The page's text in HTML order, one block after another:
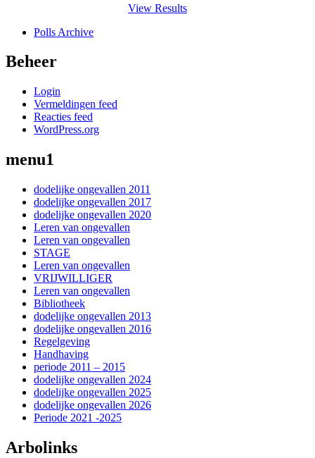
View Results
Polls Archive
Beheer
Login
Vermeldingen feed
Reacties feed
WordPress.org
menu1
dodelijke ongevallen 2011
dodelijke ongevallen 2017
dodelijke ongevallen 2020
Leren van ongevallen
Leren van ongevallen
STAGE
Leren van ongevallen
VRIJWILLIGER
Leren van ongevallen
Bibliotheek
dodelijke ongevallen 2013
dodelijke ongevallen 2016
Regelgeving
Handhaving
periode 2011 – 2015
dodelijke ongevallen 2024
dodelijke ongevallen 2025
dodelijke ongevallen 2026
Periode 2021 -2025
Arbolinks